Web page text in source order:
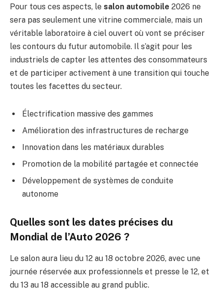
Pour tous ces aspects, le salon automobile 2026 ne
sera pas seulement une vitrine commerciale, mais un
véritable laboratoire à ciel ouvert où vont se préciser
les contours du futur automobile. Il s’agit pour les
industriels de capter les attentes des consommateurs
et de participer activement à une transition qui touche
toutes les facettes du secteur.
Électrification massive des gammes
Amélioration des infrastructures de recharge
Innovation dans les matériaux durables
Promotion de la mobilité partagée et connectée
Développement de systèmes de conduite
autonome
Quelles sont les dates précises du
Mondial de l’Auto 2026 ?
Le salon aura lieu du 12 au 18 octobre 2026, avec une
journée réservée aux professionnels et presse le 12, et
du 13 au 18 accessible au grand public.